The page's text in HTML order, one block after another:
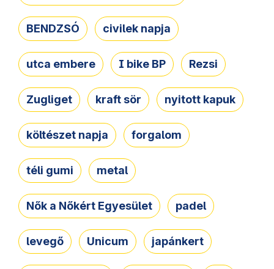
BENDZSÓ civilek napja
utca embere I bike BP Rezsi
Zugliget kraft sör nyitott kapuk
költészet napja forgalom
téli gumi metal
Nők a Nőkért Egyesület padel
levegő Unicum japánkert